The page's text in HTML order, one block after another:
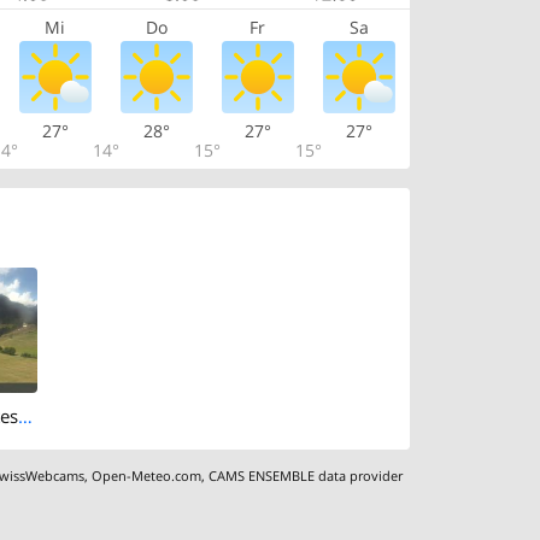
Mi Do Fr Sa
27°
14°
28°
15°
27°
15°
27°
Breil: Pradas Resort
,Open-Meteo.com,CAMS ENSEMBLE data provider